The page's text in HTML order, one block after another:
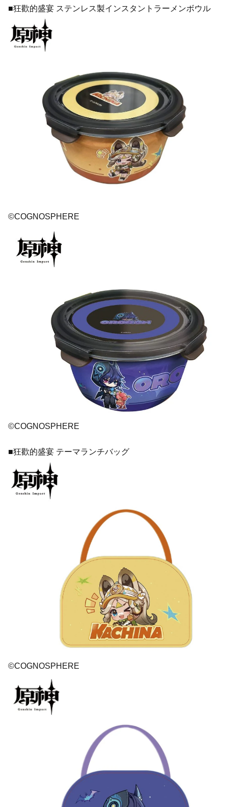
■狂歡的盛宴 ステンレス製インスタントラーメンボウル
©COGNOSPHERE
©COGNOSPHERE
■狂歡的盛宴 テーマランチバッグ
©COGNOSPHERE